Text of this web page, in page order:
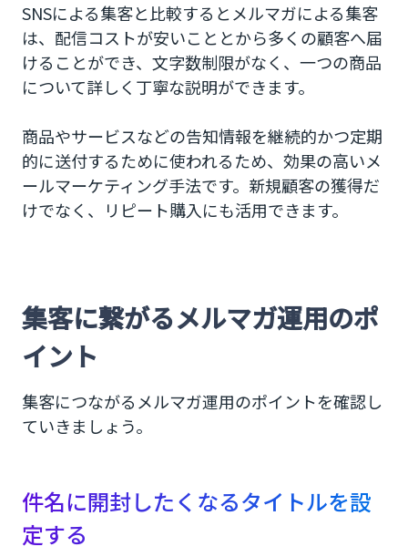
SNSによる集客と比較するとメルマガによる集客
は、配信コストが安いこととから多くの顧客へ届
けることができ、文字数制限がなく、一つの商品
について詳しく丁寧な説明ができます。
商品やサービスなどの告知情報を継続的かつ定期
的に送付するために使われるため、効果の高いメ
ールマーケティング手法です。新規顧客の獲得だ
けでなく、リピート購入にも活用できます。
集客に繋がるメルマガ運用のポ
イント
集客につながるメルマガ運用のポイントを確認し
ていきましょう。
件名に開封したくなるタイトルを設
定する